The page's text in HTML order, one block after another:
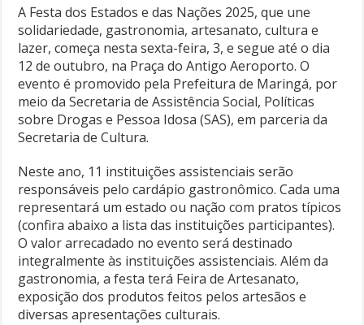
A Festa dos Estados e das Nações 2025, que une
solidariedade, gastronomia, artesanato, cultura e
lazer, começa nesta sexta-feira, 3, e segue até o dia
12 de outubro, na Praça do Antigo Aeroporto. O
evento é promovido pela Prefeitura de Maringá, por
meio da Secretaria de Assistência Social, Políticas
sobre Drogas e Pessoa Idosa (SAS), em parceria da
Secretaria de Cultura.
Neste ano, 11 instituições assistenciais serão
responsáveis pelo cardápio gastronômico. Cada uma
representará um estado ou nação com pratos típicos
(confira abaixo a lista das instituições participantes).
O valor arrecadado no evento será destinado
integralmente às instituições assistenciais. Além da
gastronomia, a festa terá Feira de Artesanato,
exposição dos produtos feitos pelos artesãos e
diversas apresentações culturais.